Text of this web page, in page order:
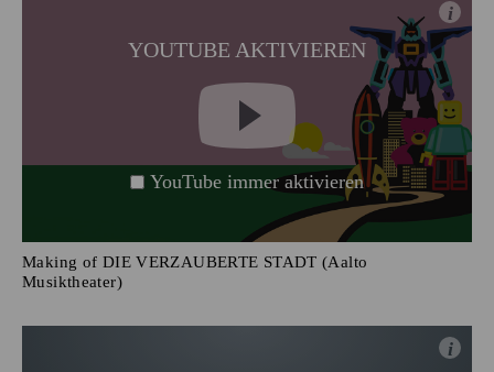
YOUTUBE AKTIVIEREN
i
YouTube immer aktivieren
Making of DIE VERZAUBERTE STADT (Aalto
Musiktheater)
i